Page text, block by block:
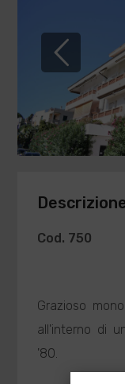
Cod. 750
Grazioso
all'interno di
'80.